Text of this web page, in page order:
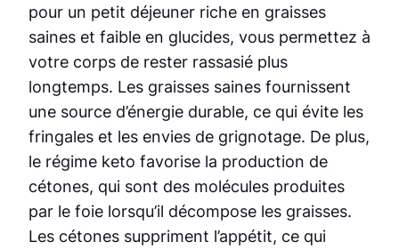
pour un petit déjeuner riche en graisses
saines et faible en glucides, vous permettez à
votre corps de rester rassasié plus
longtemps. Les graisses saines fournissent
une source d’énergie durable, ce qui évite les
fringales et les envies de grignotage. De plus,
le régime keto favorise la production de
cétones, qui sont des molécules produites
par le foie lorsqu’il décompose les graisses.
Les cétones suppriment l’appétit, ce qui